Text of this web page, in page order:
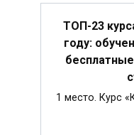
ТОП-23
году:
1 место. Курс